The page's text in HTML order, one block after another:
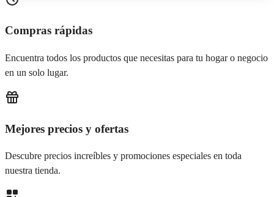
Compras rápidas
Encuentra todos los productos que necesitas para tu hogar o negocio
en un solo lugar.
Mejores precios y ofertas
Descubre precios increíbles y promociones especiales en toda
nuestra tienda.